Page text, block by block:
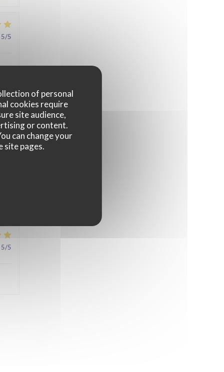
of personal
cookies require
site audience,
or content.
can change your
site pages.
5/5
5/5
5/5